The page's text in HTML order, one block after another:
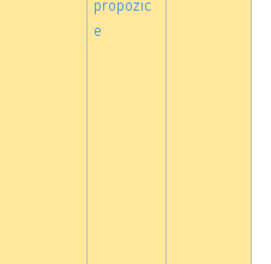
propozic
e